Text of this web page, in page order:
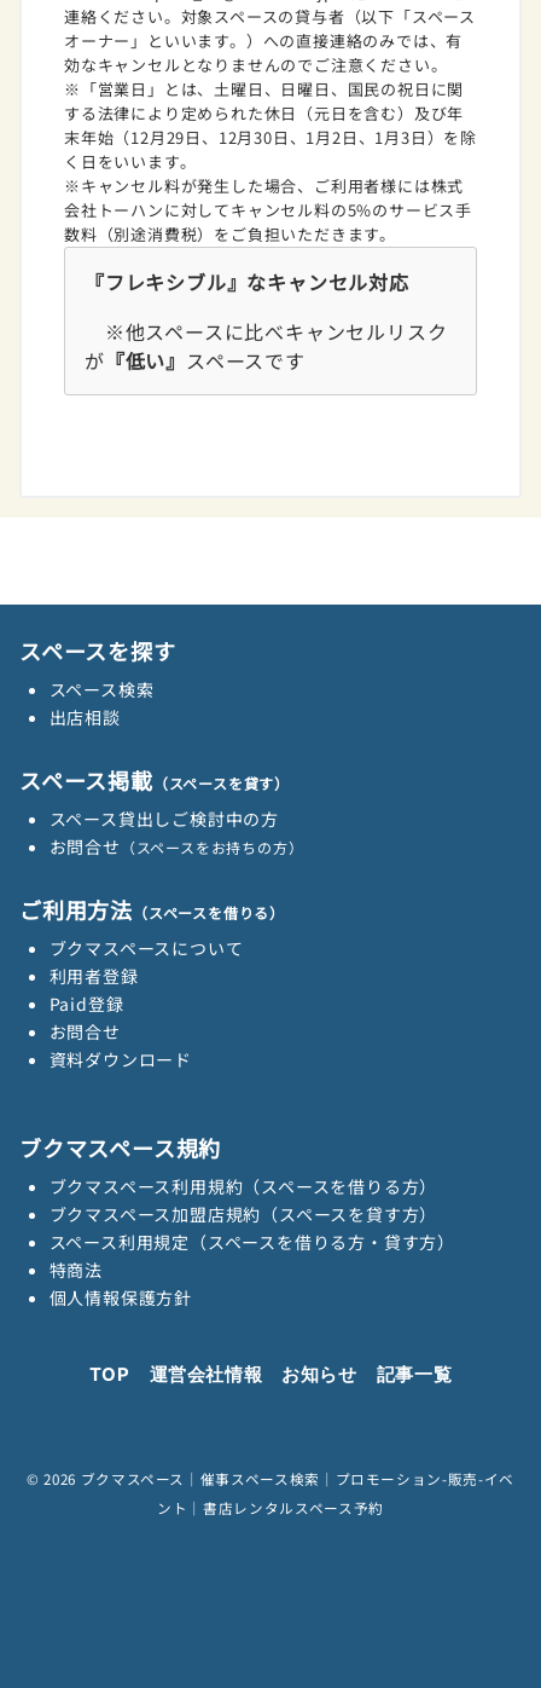
連絡ください。対象スペースの貸与者（以下「スペース
オーナー」といいます。）への直接連絡のみでは、有
効なキャンセルとなりませんのでご注意ください。
※「営業日」とは、土曜日、日曜日、国民の祝日に関
する法律により定められた休日（元日を含む）及び年
末年始（12月29日、12月30日、1月2日、1月3日）を除
く日をいいます。
※キャンセル料が発生した場合、ご利用者様には株式
会社トーハンに対してキャンセル料の5%のサービス手
数料（別途消費税）をご負担いただきます。
『フレキシブル』なキャンセル対応
※他スペースに比べキャンセルリスク
が 『低い』 スペースです
スペースを探す
スペース検索
出店相談
スペース掲載 （スペースを貸す）
スペース貸出しご検討中の方
お問合せ （スペースをお持ちの方）
ご利用方法 （スペースを借りる）
ブクマスペースについて
利用者登録
Paid登録
お問合せ
資料ダウンロード
ブクマスペース規約
ブクマスペース利用規約（スペースを借りる方）
ブクマスペース加盟店規約（スペースを貸す方）
スペース利用規定（スペースを借りる方・貸す方）
特商法
個人情報保護方針
TOP 運営会社情報 お知らせ 記事一覧
© 2026 ブクマスペース｜催事スペース検索｜プロモーション-販売-イベ
ント｜書店レンタルスペース予約